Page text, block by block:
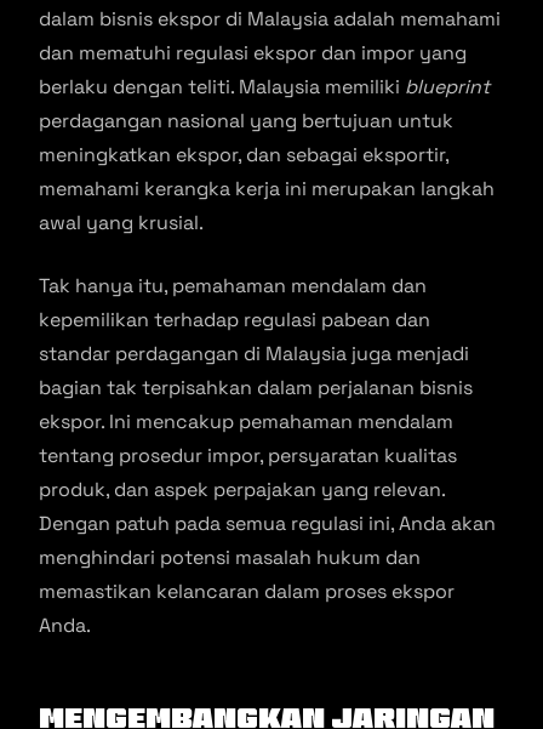
dalam bisnis ekspor di Malaysia adalah memahami
dan mematuhi regulasi ekspor dan impor yang
berlaku dengan teliti. Malaysia memiliki blueprint
perdagangan nasional yang bertujuan untuk
meningkatkan ekspor, dan sebagai eksportir,
memahami kerangka kerja ini merupakan langkah
awal yang krusial.
Tak hanya itu, pemahaman mendalam dan
kepemilikan terhadap regulasi pabean dan
standar perdagangan di Malaysia juga menjadi
bagian tak terpisahkan dalam perjalanan bisnis
ekspor. Ini mencakup pemahaman mendalam
tentang prosedur impor, persyaratan kualitas
produk, dan aspek perpajakan yang relevan.
Dengan patuh pada semua regulasi ini, Anda akan
menghindari potensi masalah hukum dan
memastikan kelancaran dalam proses ekspor
Anda.
Mengembangkan Jaringan